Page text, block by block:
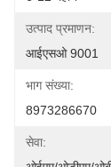
उत्पाद प्रमाणन:
आईएसओ 9001
भाग संख्या:
8973286670
सेवा: